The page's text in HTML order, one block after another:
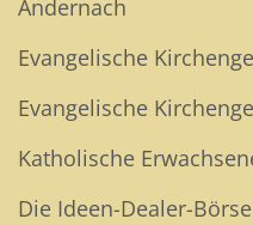
Andernach
Evangelische
Evangelische
Katholische
Die Ideen-Dealer-